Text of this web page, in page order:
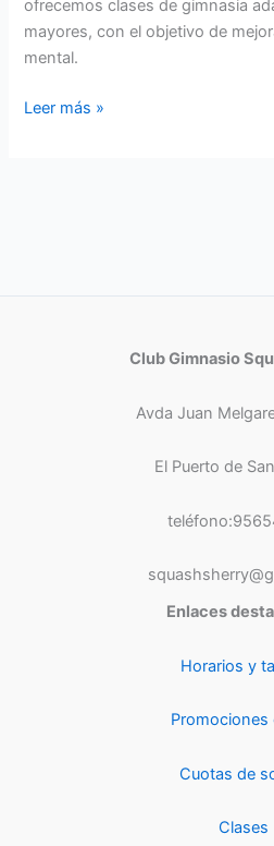
ofrecemos clases de gimnasia
mayores, con el objetivo de
mental.
Santa
María
Leer más »
Club Gimnasio
Avda Juan
El Puerto de
Enlaces
Horarios y
Promociones
Cuotas de
Clases